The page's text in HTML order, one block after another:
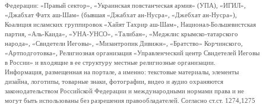
Федерации: «Правый сектор», «Украинская повстанческая армия» (УПА), «ИГИЛ»,
«Джабхат Фатх аш-Шам» (бывшая «Джабхат ан-Нусра», «Джебхат ан-Нусра»),
Коалиция исламских группировок «Хайят Тахрир аш-Шам», Национал-Большевистская
партия, «Аль-Каида», «УНА-УНСО», «Талибан», «Меджлис крымско-татарского
народа», «Свидетели Иеговы», «Мизантропик Дивижн», «Братство» Корчинского,
«Артподготовка», Религиозная организация «Управленческий центр Свидетелей Иеговы
в России» и входящие в ее структуру местные религиозные организации.
Информация, размещенная на портале, а именно: текстовые материалы, элементы
дизайна, логотипы, товарные знаки, фотографии, видео и аудио охраняются
законодательством Российской Федерации и международными нормами права и не
могут быть использованы без разрешения правообладателей. Согласно ст.ст. 1274,1275